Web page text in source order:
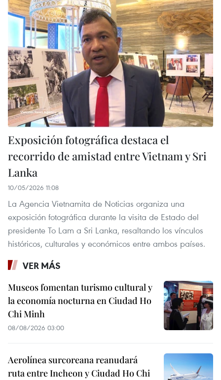
Exposición fotográfica destaca el
recorrido de amistad entre Vietnam y Sri
Lanka
10/05/2026 11:08
La Agencia Vietnamita de Noticias organiza una
exposición fotográfica durante la visita de Estado del
presidente To Lam a Sri Lanka, resaltando los vínculos
históricos, culturales y económicos entre ambos países.
VER MÁS
Museos fomentan turismo cultural y
la economía nocturna en Ciudad Ho
Chi Minh
08/08/2026 03:00
Aerolínea surcoreana reanudará
ruta entre Incheon y Ciudad Ho Chi